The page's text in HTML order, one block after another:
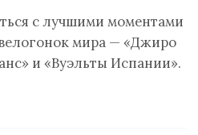
с лучшими моментами
мира — «Джиро
и «Вуэльты Испании».